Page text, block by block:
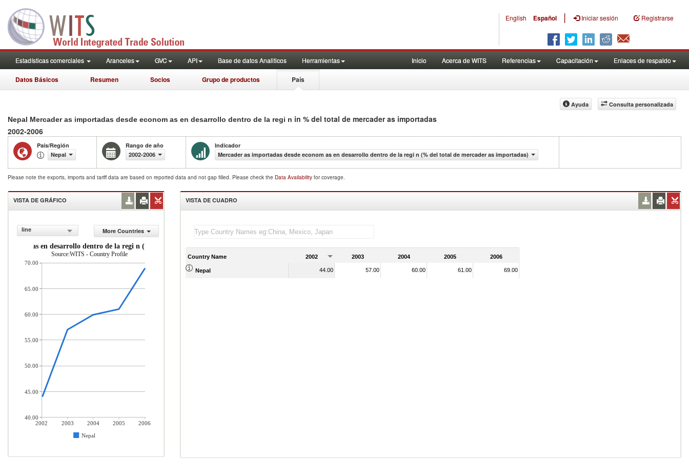
English Español | Iniciar sesión Registrarse
Estadísticas comerciales Aranceles GVC API Base de datos Analiticos Herramientas Inicio Acerca de WITS Referencias Capacitación Enlaces de respaldo
Datos Básicos Resumen Socios Grupo de productos País
Consulta personalizada
Ayuda
Nepal Mercader as importadas desde econom as en desarrollo dentro de la regi n in % del total de mercader as importadas
2002-2006
País/Región
Nepal
Rango de año
2002-2006
Indicador
Mercader as importadas desde econom as en desarrollo dentro de la regi n (% del total de mercader as importadas)
Please note the exports, imports and tariff data are based on reported data and not gap filled. Please check the Data Availability for coverage.
VISTA DE GRÁFICO
line
More Countries
econom as en desarrollo dentro de la regi n (% del total de mercader as importadas)
Source:WITS - Country Profile
2002 2003 2004 2005
2006
Nepal
70.00
65.00
60.00
55.00
50.00
45.00
40.00
VISTA DE CUADRO
Country Name 2002 2003 2004 2005 2006
Nepal 44.00 57.00 60.00 61.00 69.00